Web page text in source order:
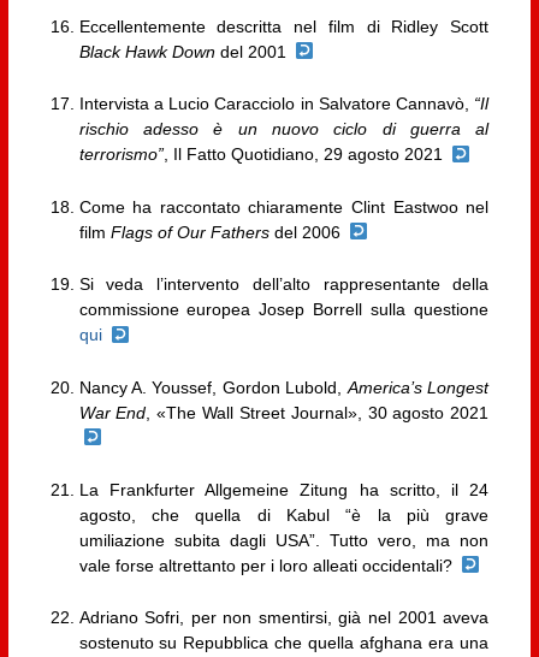
Eccellentemente descritta nel film di Ridley Scott
Black Hawk Downdel 2001
Intervista a Lucio Caracciolo in Salvatore Cannavò, “Il
rischio adesso è un nuovo ciclo di guerra al
terrorismo”, Il Fatto Quotidiano, 29 agosto 2021
Come ha raccontato chiaramente Clint Eastwoo nel
film Flags of Our Fathersdel 2006
Si veda l’intervento dell’alto rappresentante della
commissione europea Josep Borrell sulla questione
qui
Nancy A. Youssef, Gordon Lubold, America’s Longest
War End , «The Wall Street Journal», 30 agosto 2021
La Frankfurter Allgemeine Zitung ha scritto, il 24
agosto, che quella di Kabul “è la più grave
umiliazione subita dagli USA”. Tutto vero, ma non
vale forse altrettanto per i loro alleati occidentali?
Adriano Sofri, per non smentirsi, già nel 2001 aveva
sostenuto su Repubblica che quella afghana era una